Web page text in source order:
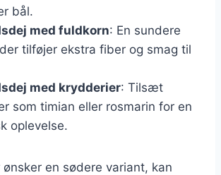
bål.
med fuldkorn: En sundere
tilføjer ekstra fiber og smag til
med krydderier: Tilsæt
som timian eller rosmarin for en
oplevelse.
ønsker en sødere variant, kan